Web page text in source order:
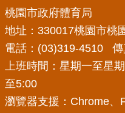
訊
公
開
回
首
頁
桃園市政府體育局
地址：330017桃園市桃
電話：(03)319-4510 傳
上班時間：星期一至星
至5:00
瀏覽器支援：Chrome、